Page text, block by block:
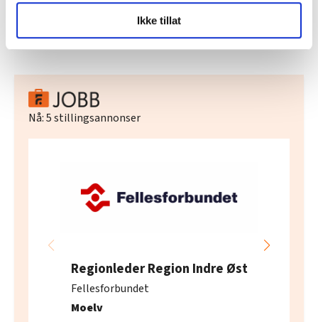
LO Medias publikasjoner frifagbevegelse.no, hk-nytt.no
og fontene.no bruker informasjonskapsler (cookies) for å
lære hvordan våre nettsider blir brukt slik at vi tilby
statistikk.
Vi deler bare informasjon om hvordan du bruker
nettstedet med LO Medias egne samarbeidspartnere
innenfor analyse og annonsering. Disse er angitt i
Ikke tillat
Nå:5stillingsannonser
Regionleder Region Indre Øst
Fellesforbundet
Moelv